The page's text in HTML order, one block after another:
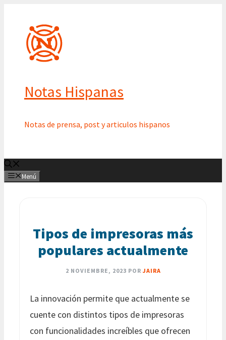
contenido
Notas Hispanas
Notas de prensa, post y articulos hispanos
Menú
Tipos de impresoras más
populares actualmente
2 NOVIEMBRE, 2023 POR JAIRA
La innovación permite que actualmente se
cuente con distintos tipos de impresoras
con funcionalidades increíbles que ofrecen